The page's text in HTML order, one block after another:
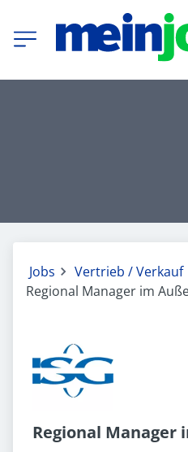
Jobs
Vertrieb / Verkauf
Regional Manager im
Regional Manager